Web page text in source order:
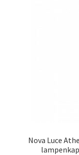
Nova Luce